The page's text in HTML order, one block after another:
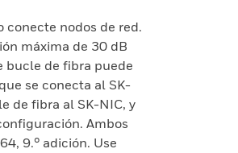
conecte nodos de red.
máxima de 30 dB
bucle de fibra puede
se conecta al SK-
de fibra al SK-NIC, y
Ambos
9.° adición. Use